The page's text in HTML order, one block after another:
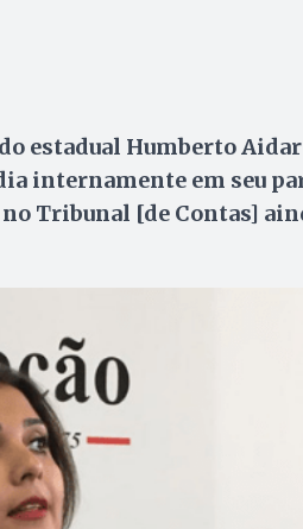
estadual Humberto
internamente em seu
Tribunal [de Contas]